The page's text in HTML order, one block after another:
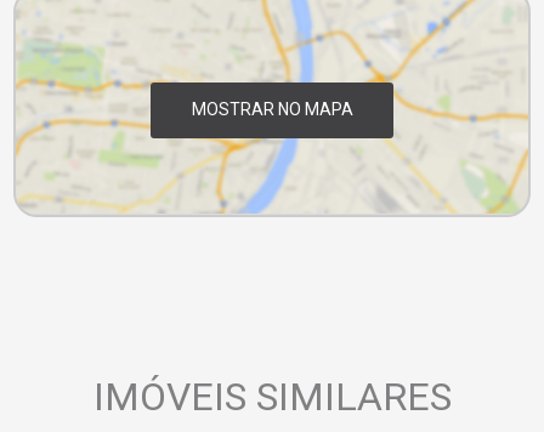
MOSTRAR NO MAPA
IMÓVEIS SIMILARES